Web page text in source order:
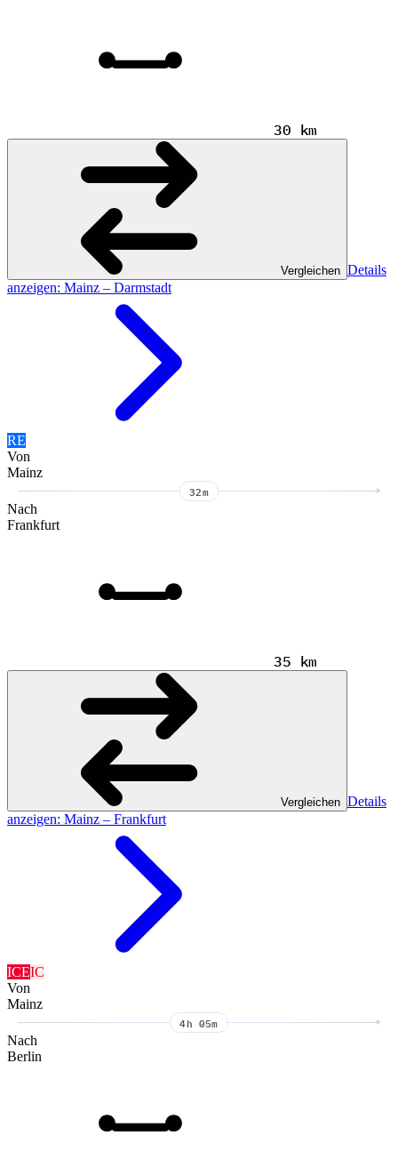
30 km
Vergleichen Details
anzeigen: Mainz – Darmstadt
RE
Von
Mainz
32m
Nach
Frankfurt
35 km
Vergleichen Details
anzeigen: Mainz – Frankfurt
ICEIC
Von
Mainz
4h 05m
Nach
Berlin